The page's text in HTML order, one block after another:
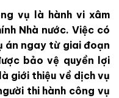
vụ là hành vi xâm
Nhà nước. Việc có
án ngay từ giai đoạn
bảo vệ quyền lợi
giới thiệu về dịch vụ
thi hành công vụ